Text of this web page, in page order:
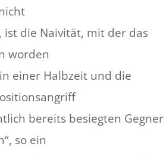
ist die Naivität, mit der das
worden
einer Halbzeit und die
bereits besiegten Gegner
so ein